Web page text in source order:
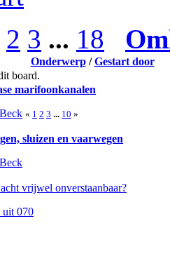
2 3 ... 18
Onderwerp/Gestart door
board.
marifoonkanalen
« 1 2 3 ... 10 »
sluizen en vaarwegen
vrijwel onverstaanbaar?
070